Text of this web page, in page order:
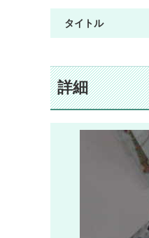
タイトル
詳細